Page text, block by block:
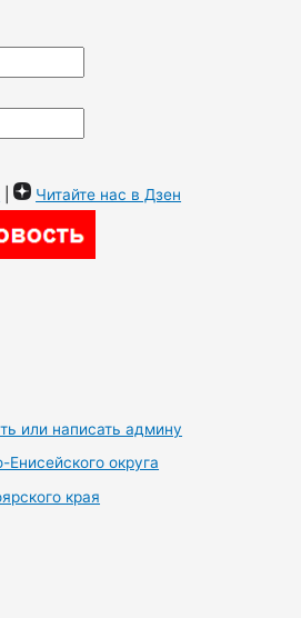
| Читайте нас в Дзен
или написать админу
округа
края